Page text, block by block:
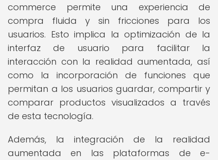
commerce permite una experiencia de
compra fluida y sin fricciones para los
usuarios. Esto implica la optimización de la
interfaz de usuario para facilitar la
interacción con la realidad aumentada, así
como la incorporación de funciones que
permitan a los usuarios guardar, compartir y
comparar productos visualizados a través
de esta tecnología.
Además, la integración de la realidad
aumentada en las plataformas de e-